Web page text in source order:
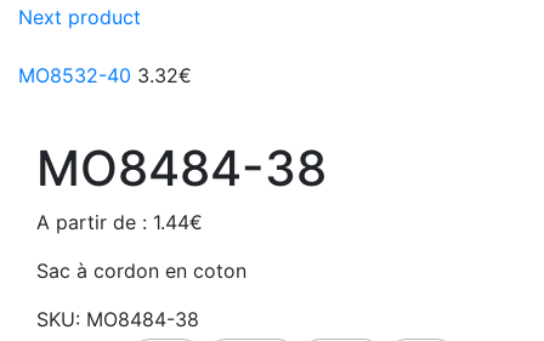
Next product
MO8532-40 3.32€
MO8484-38
A partir de : 1.44€
Sac à cordon en coton
SKU: MO8484-38